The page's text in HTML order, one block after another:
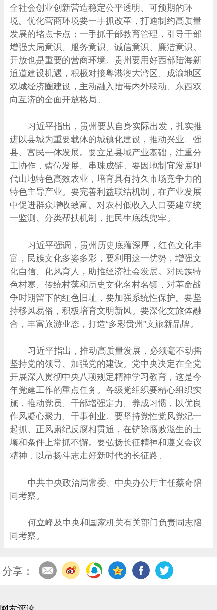
全社会创业创新营造稳定公平透明、可预期的环
境。优化营商环境要一手抓改革，打通制约高质量
发展的堵点卡点；一手抓干部教育管理，引导干部
增强大局意识、服务意识、诚信意识、廉洁意识。
开放也是重要的营商环境。贵州要用好西部陆海新
通道建设机遇，积极对接粤港澳大湾区、成渝地区
双城经济圈建设，主动融入陆海内外联动、东西双
向互济的全面开放格局。
习近平指出，贵州要从自身实际出发，扎实推
进以县城为重要载体的城镇化建设，推动兴业、强
县、富民一体发展。要立足县域产业基础，注重分
工协作，错位发展、串珠成链。要因地制宜发展现
代山地特色高效农业，培育具有持久市场竞争力的
特色主导产业。要完善利益联结机制，在产业发展
中促进群众增收致富。对农村低收入人口要建立统
一监测、分类帮扶机制，把民生底线兜牢。
习近平强调，贵州历史底蕴深厚，红色文化丰
富，民族文化多姿多彩，要利用这一优势，增强文
化自信、化风育人，助推经济社会发展。对民族特
色村寨、传统村落和历史文化名村名镇，对革命战
争时期留下的红色旧址，要加强系统性保护。要坚
持移风易俗，积极培育文明新风。要深化文旅体融
合，丰富旅游业态，打造“多彩贵州”文旅新品牌。
习近平指出，推动高质量发展，必须毫不动摇
坚持党的领导、加强党的建设。党中央决定在全党
开展深入贯彻中央八项规定精神学习教育，这是今
年党建工作的重点任务。各级党组织要精心组织实
施，推动党员、干部增强定力、养成习惯，以优良
作风凝心聚力、干事创业。要坚持党性党风党纪一
起抓、正风肃纪反腐相贯通，在铲除腐败滋生的土
壤和条件上常抓不懈。要弘扬长征精神和遵义会议
精神，以昂扬斗志走好新时代的长征路。
中共中央政治局常委、中央办公厅主任蔡奇陪
同考察。
何立峰及中央和国家机关有关部门负责同志陪
同考察。
分享：